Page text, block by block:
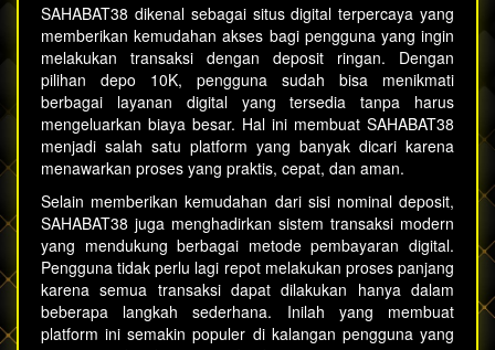
SAHABAT38 dikenal sebagai situs digital terpercaya yang
memberikan kemudahan akses bagi pengguna yang ingin
melakukan transaksi dengan deposit ringan. Dengan
pilihan depo 10K, pengguna sudah bisa menikmati
berbagai layanan digital yang tersedia tanpa harus
mengeluarkan biaya besar. Hal ini membuat SAHABAT38
menjadi salah satu platform yang banyak dicari karena
menawarkan proses yang praktis, cepat, dan aman.
Selain memberikan kemudahan dari sisi nominal deposit,
SAHABAT38 juga menghadirkan sistem transaksi modern
yang mendukung berbagai metode pembayaran digital.
Pengguna tidak perlu lagi repot melakukan proses panjang
karena semua transaksi dapat dilakukan hanya dalam
beberapa langkah sederhana. Inilah yang membuat
platform ini semakin populer di kalangan pengguna yang